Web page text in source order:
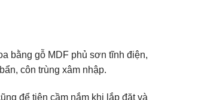
bằng gỗ MDF phủ sơn tĩnh điện,
côn trùng xâm nhập.
để tiện cầm nắm khi lắp đặt và